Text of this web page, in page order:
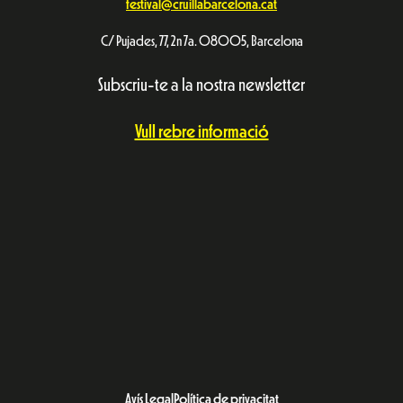
festival@cruillabarcelona.cat
C/ Pujades, 77, 2n 7a. 08005, Barcelona
Subscriu-te a la nostra newsletter
Vull rebre informació
Avís Legal Política de privacitat